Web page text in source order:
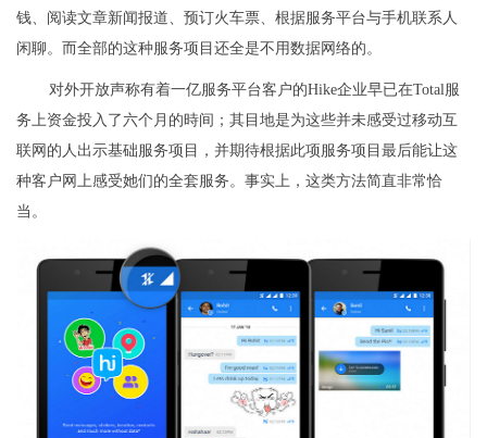
钱、阅读文章新闻报道、预订火车票、根据服务平台与手机联系人
闲聊。而全部的这种服务项目还全是不用数据网络的。
对外开放声称有着一亿服务平台客户的Hike企业早已在Total服
务上资金投入了六个月的時间；其目地是为这些并未感受过移动互
联网的人出示基础服务项目，并期待根据此项服务项目最后能让这
种客户网上感受她们的全套服务。事实上，这类方法简直非常恰
当。